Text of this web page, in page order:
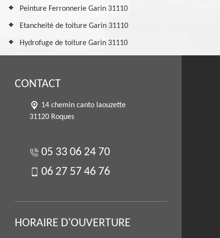
Peinture Ferronnerie Garin 31110
Etancheité de toiture Garin 31110
Hydrofuge de toiture Garin 31110
CONTACT
14 chemin canto laouzette
31120 Roques
05 33 06 24 70
06 27 57 46 76
HORAIRE D'OUVERTURE